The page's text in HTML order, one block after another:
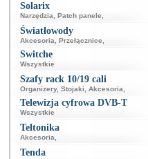
Solarix
Narzędzia Patch panele
Światłowody
Akcesoria Przełącznice
Switche
Wszystkie
Szafy rack 10/19 cali
Organizery, Stojaki Akcesoria
Telewizja cyfrowa DVB-T
Wszystkie
Teltonika
Akcesoria
Tenda